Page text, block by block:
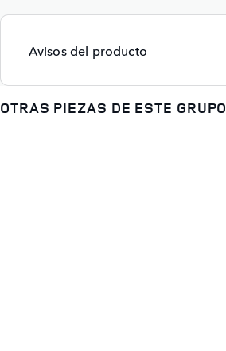
Avisos del producto
OTRAS PIEZAS DE ESTE GRUPO